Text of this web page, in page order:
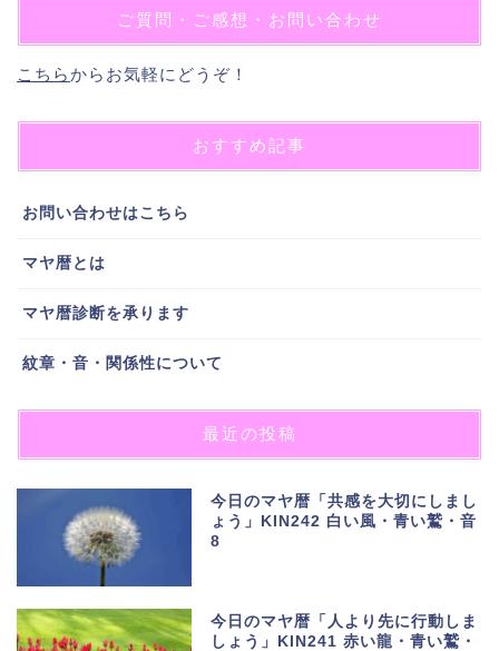
ご質問・ご感想・お問い合わせ
こちらからお気軽にどうぞ！
おすすめ記事
お問い合わせはこちら
マヤ暦とは
マヤ暦診断を承ります
紋章・音・関係性について
最近の投稿
今日のマヤ暦「共感を大切にしまし
ょう」KIN242 白い風・青い鷲・音
8
今日のマヤ暦「人より先に行動しま
しょう」KIN241 赤い龍・青い鷲・